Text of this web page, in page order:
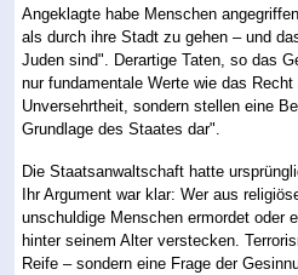
Angeklagte habe Menschen
als durch ihre Stadt zu gehen – und
Juden sind". Derartige Taten, so das
nur fundamentale Werte wie das
Unversehrtheit, sondern stellen eine
Grundlage des Staates dar".
Die Staatsanwaltschaft hatte
Ihr Argument war klar: Wer aus
unschuldige Menschen ermordet oder
hinter seinem Alter verstecken.
Reife – sondern eine Frage der